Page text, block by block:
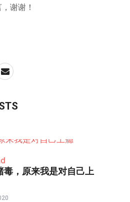
谢谢！
毒，原来我是对自己上